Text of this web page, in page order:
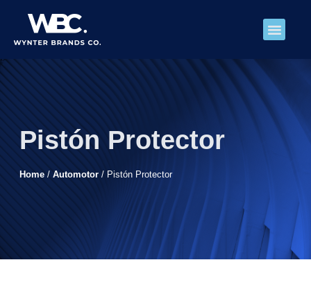
Pistón Protector
Home / Automotor / Pistón Protector